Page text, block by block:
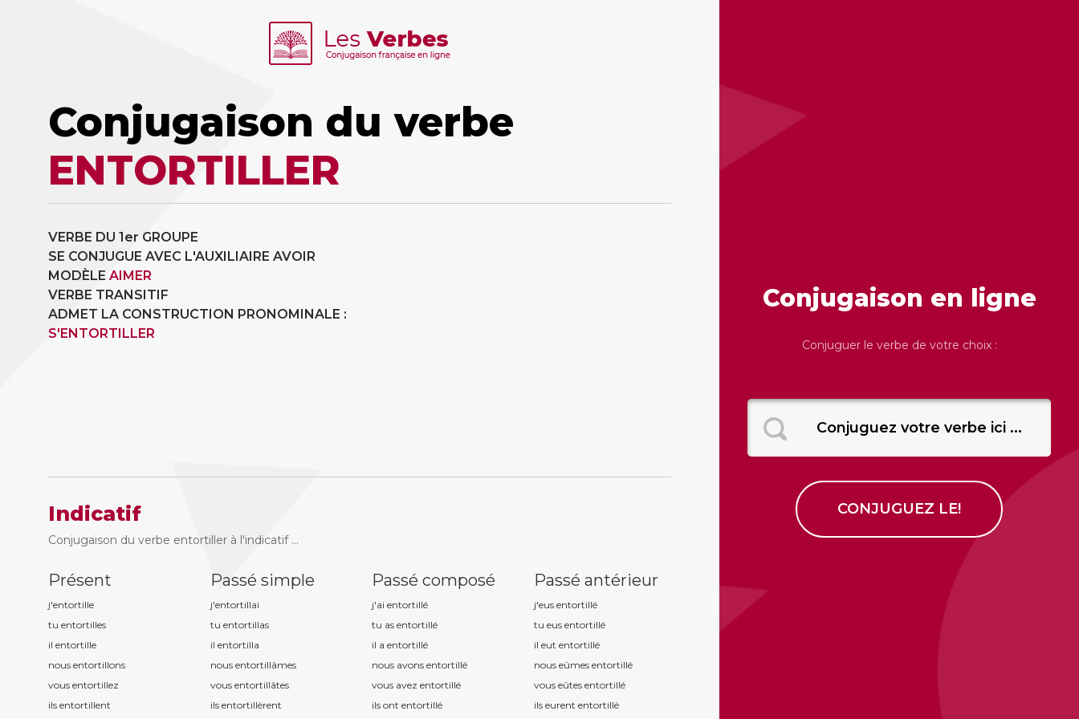
Conjugaison du verbe
ENTORTILLER
VERBE DU 1er GROUPE
SE CONJUGUE AVEC L'AUXILIAIRE AVOIR
MODÈLE AIMER
VERBE TRANSITIF
ADMET LA CONSTRUCTION PRONOMINALE :
S'ENTORTILLER
Indicatif
Conjugaison du verbe entortiller à l'indicatif ...
Présent
j'entortille
tu entortilles
il entortille
nous entortillons
vous entortillez
ils entortillent
Passé simple
j'entortillai
tu entortillas
il entortilla
nous entortillâmes
vous entortillâtes
ils entortillèrent
Passé composé
j'ai entortillé
tu as entortillé
il a entortillé
nous avons entortillé
vous avez entortillé
ils ont entortillé
Passé antérieur
j'eus entortillé
tu eus entortillé
il eut entortillé
nous eûmes entortillé
vous eûtes entortillé
ils eurent entortillé
Conjugaison en ligne
Conjuguer le verbe de votre choix :